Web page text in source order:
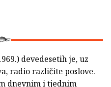
devedesetih je, uz
radio različite poslove.
dnevnim i tjednim